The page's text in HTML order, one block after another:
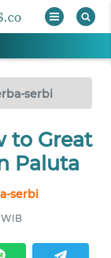
serbi
to Great
Paluta
serbi
WIB